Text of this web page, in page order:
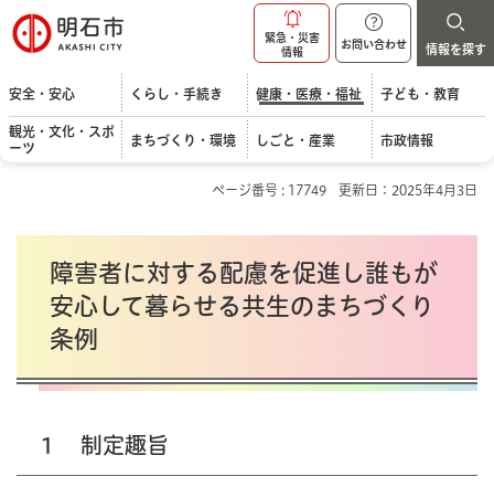
明石市
緊急・災害
情報
お問い合わせ 情報を探す
安全・安心 くらし・手続き 健康・医療・福祉 子ども・教育
観光・文化・スポ
ーツ
まちづくり・環境 しごと・産業 市政情報
ページ番号 : 17749 更新日：2025年4月3日
障害者に対する配慮を促進し誰もが
安心して暮らせる共生のまちづくり
条例
１ 制定趣旨